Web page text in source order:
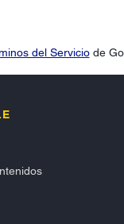
del Serviciode